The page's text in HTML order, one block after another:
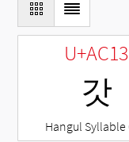
U+AC13
갓
Hangul Syllable